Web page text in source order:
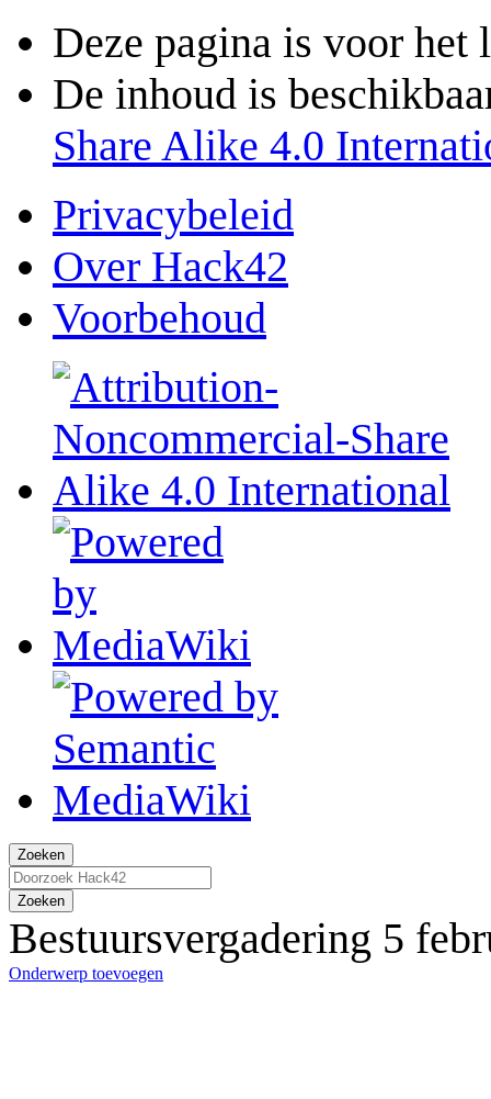
Deze pagina is voor het
De inhoud is
Share Alike 4.0
Privacybeleid
Over Hack42
Voorbehoud
Zoeken
Zoeken
Bestuursvergadering 5
Onderwerp toevoegen